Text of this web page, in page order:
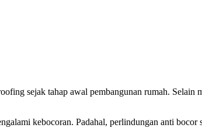
sejak tahap awal pembangunan rumah.
kebocoran. Padahal, perlindungan anti